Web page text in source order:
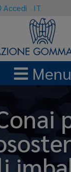
Accedi IT
Menu